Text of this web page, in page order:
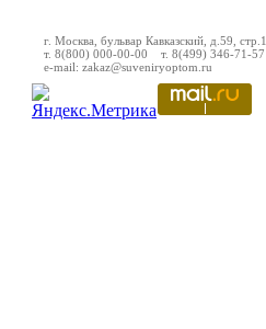
г. Москва, бульвар Кавказский, д.59, стр.1
т. 8(800) 000-00-00 т. 8(499) 346-71-57
e-mail: zakaz@suveniryoptom.ru